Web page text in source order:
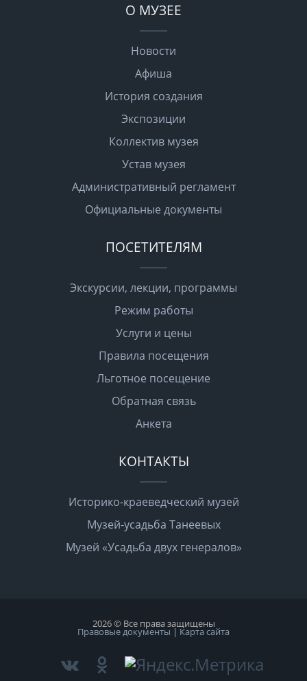
О МУЗЕЕ
Новости
Афиша
История создания
Экспозиции
Коллектив музея
Устав музея
Административный регламент
Официальные документы
ПОСЕТИТЕЛЯМ
Экскурсии, лекции, программы
Режим работы
Услуги и цены
Правила посещения
Льготное посещение
Обратная связь
Анкета
КОНТАКТЫ
Историко-краеведческий музей
Музей-усадьба Танеевых
Музей «Усадьба двух генералов»
2026 © Все права защищены
Правовые документы | Карта сайта